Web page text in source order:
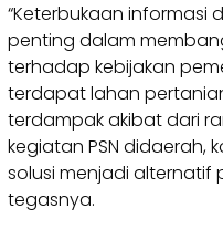
“Keterbukaan
penting dalam
terhadap kebijakan
terdapat lahan
terdampak akibat dari
kegiatan PSN didaerah,
solusi menjadi alternatif
tegasnya.